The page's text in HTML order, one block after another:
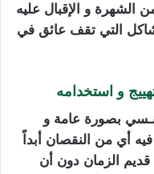
الشهرة و الإقبال عليه
التي تقف عائق في
و استخدامه
بصورة عامة و
أي من النقصان أبداً
قديم الزمان دون أن